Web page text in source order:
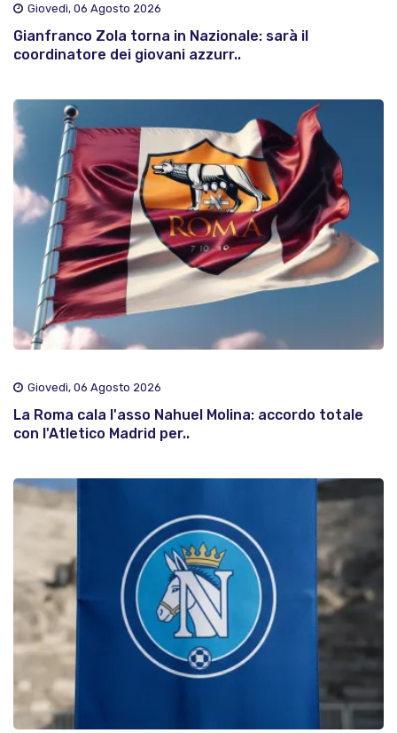
Giovedì, 06 Agosto 2026
Gianfranco Zola torna in Nazionale: sarà il
coordinatore dei giovani azzurr..
Giovedì, 06 Agosto 2026
La Roma cala l'asso Nahuel Molina: accordo totale
con l'Atletico Madrid per..